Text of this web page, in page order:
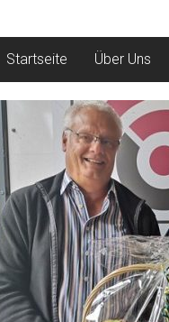
Startseite Über Uns